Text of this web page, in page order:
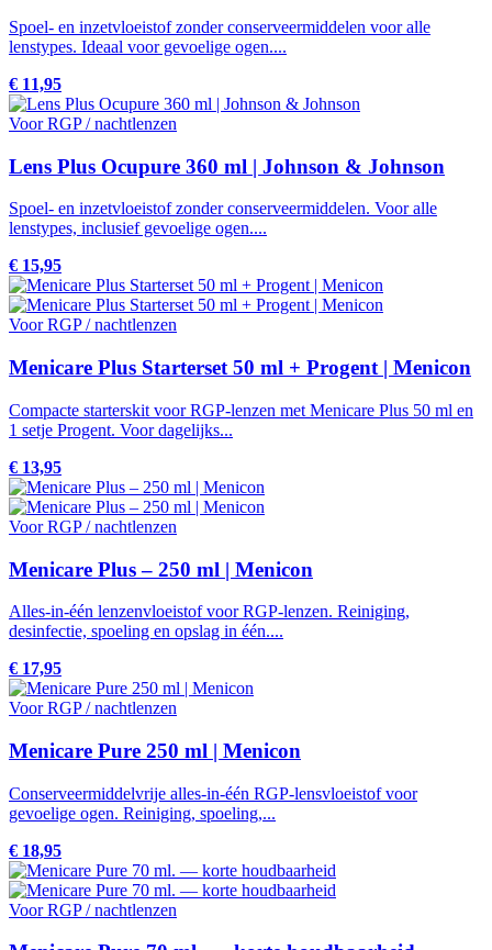
Spoel- en inzetvloeistof zonder conserveermiddelen voor alle
lenstypes. Ideaal voor gevoelige ogen....
€ 11,95
Voor RGP / nachtlenzen
Lens Plus Ocupure 360 ml | Johnson & Johnson
Spoel- en inzetvloeistof zonder conserveermiddelen. Voor alle
lenstypes, inclusief gevoelige ogen....
€ 15,95
Voor RGP / nachtlenzen
Menicare Plus Starterset 50 ml + Progent | Menicon
Compacte starterskit voor RGP-lenzen met Menicare Plus 50 ml en
1 setje Progent. Voor dagelijks...
€ 13,95
Voor RGP / nachtlenzen
Menicare Plus – 250 ml | Menicon
Alles-in-één lenzenvloeistof voor RGP-lenzen. Reiniging,
desinfectie, spoeling en opslag in één....
€ 17,95
Voor RGP / nachtlenzen
Menicare Pure 250 ml | Menicon
Conserveermiddelvrije alles-in-één RGP-lensvloeistof voor
gevoelige ogen. Reiniging, spoeling,...
€ 18,95
Voor RGP / nachtlenzen